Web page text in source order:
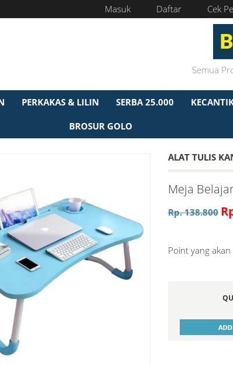
Masuk Daftar Cek
PERKAKAS & LILIN SERBA 25.000
BROSUR GOLO
ALAT TULIS
Meja
Rp. 138.800
Point yang